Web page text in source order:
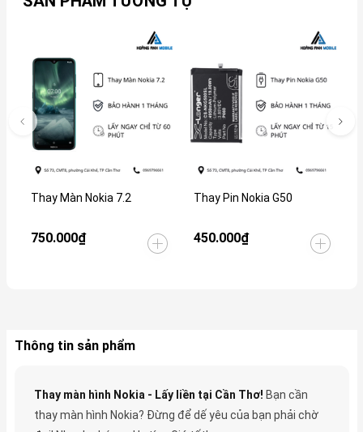
Thay Màn Nokia 7.2
750.000₫
Thay Pin Nokia G50
450.000₫
Thông tin sản phẩm
Thay màn hình Nokia - Lấy liền tại Cần Thơ! Bạn cần
thay màn hình Nokia? Đừng để dế yêu của bạn phải chờ